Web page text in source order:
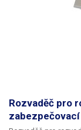
Rozvaděč pro